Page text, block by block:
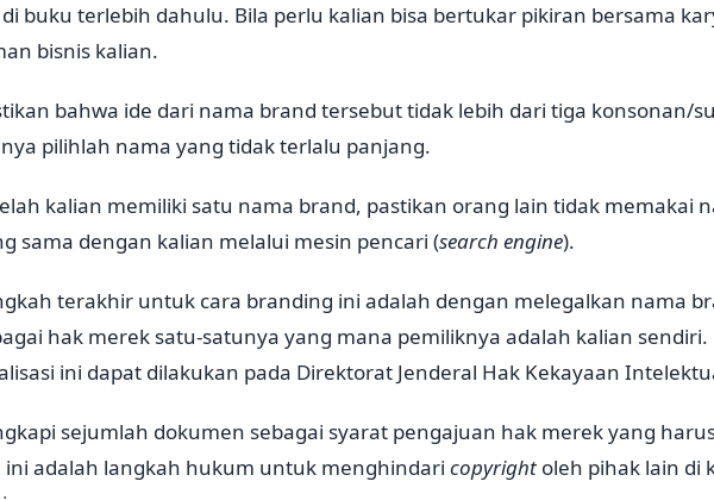
buku terlebih dahulu. Bila perlu kalian bisa bertukar pikiran bersama
bisnis kalian.
bahwa ide dari nama brand tersebut tidak lebih dari tiga konsonan/
pilihlah nama yang tidak terlalu panjang.
kalian memiliki satu nama brand, pastikan orang lain tidak memakai
sama dengan kalian melalui mesin pencari (search engine).
terakhir untuk cara branding ini adalah dengan melegalkan nama
hak merek satu-satunya yang mana pemiliknya adalah kalian sendiri.
ini dapat dilakukan pada Direktorat Jenderal Hak Kekayaan
sejumlah dokumen sebagai syarat pengajuan hak merek yang
ini adalah langkah hukum untuk menghindari copyright oleh pihak lain di